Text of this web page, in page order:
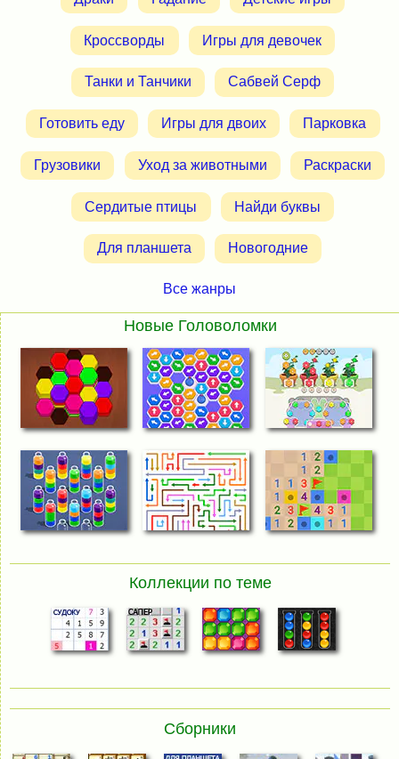
Кроссворды Игры для девочек
Танки и Танчики Сабвей Серф
Готовить еду Игры для двоих Парковка
Грузовики Уход за животными Раскраски
Сердитые птицы Найди буквы
Для планшета Новогодние
Все жанры
Новые Головоломки
Коллекции по теме
Сборники